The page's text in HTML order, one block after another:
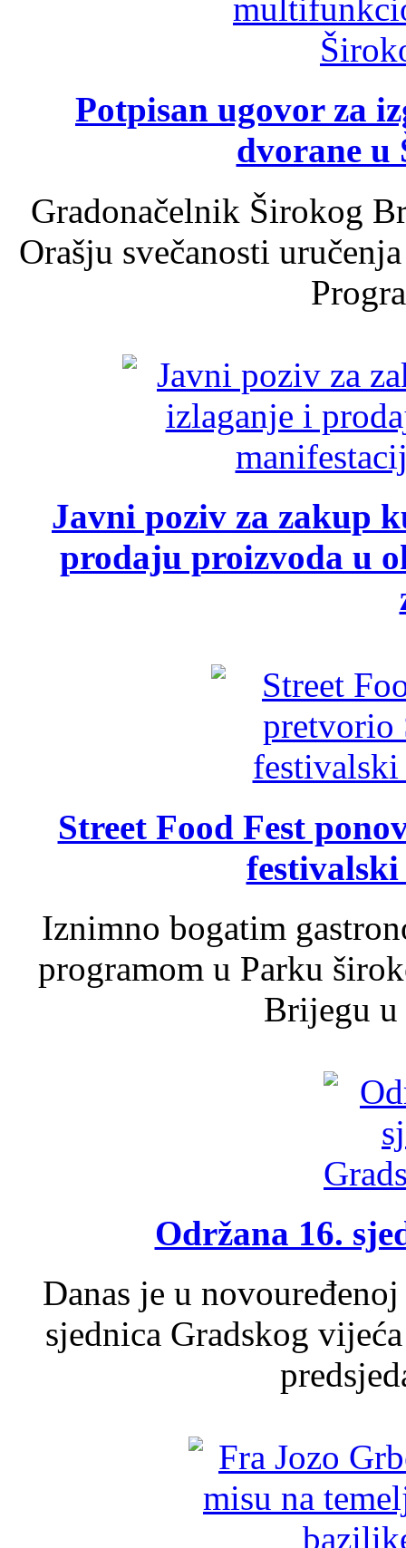
Potpisan ugovor za
dvorane u
Gradonačelnik Širokog
Orašju svečanosti
Javni poziv za zakup
prodaju proizvoda u
Street Food Fest
Iznimno bogatim
programom u Parku
Brijegu u
Održana 16.
Danas je u
sjednica Gradskog